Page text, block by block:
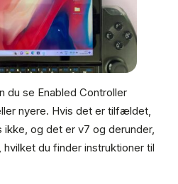
du se Enabled Controller
nyere. Hvis det er tilfældet,
ikke, og det er v7 og derunder,
hvilket du finder instruktioner til